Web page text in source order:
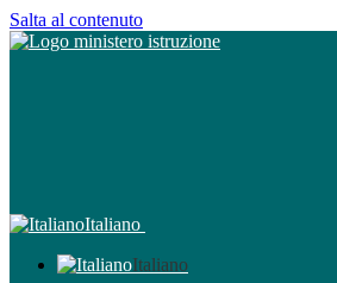
Salta al contenuto
Italiano
Italiano